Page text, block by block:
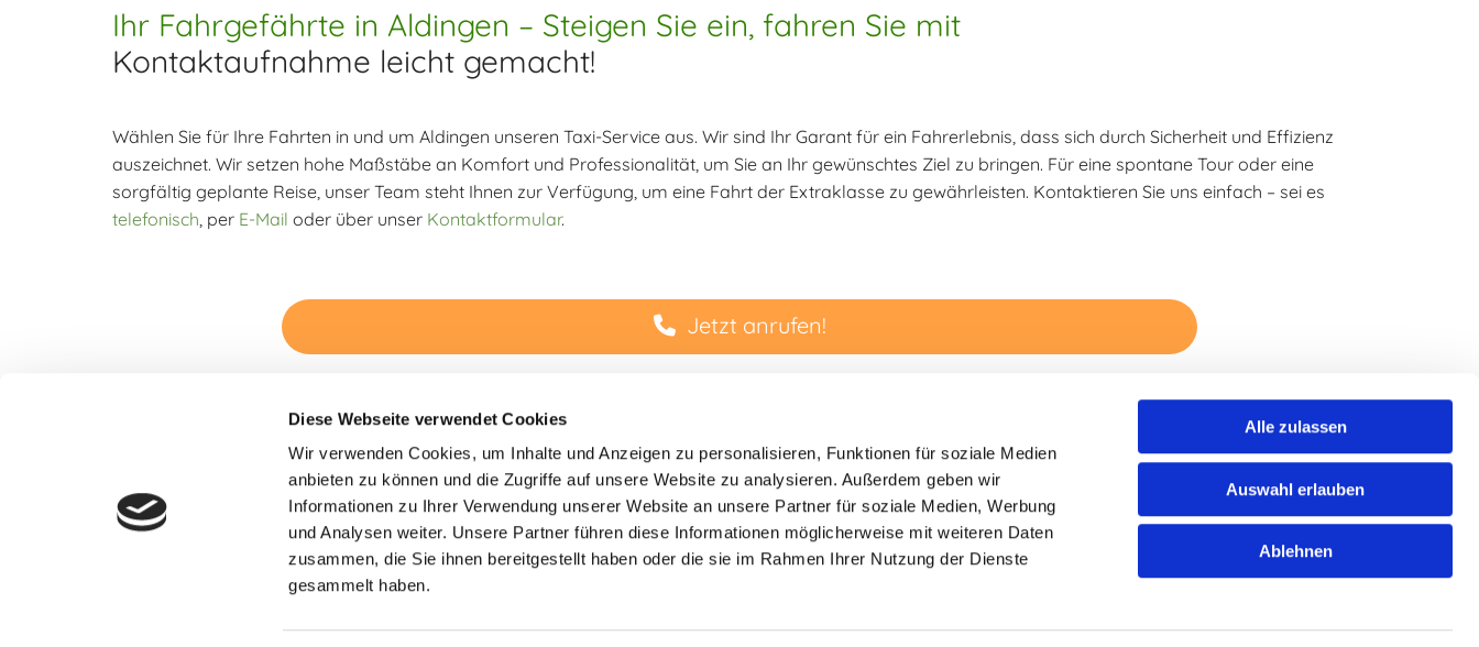
Diese Webseite verwendet Cookies
Wir verwenden Cookies, um Inhalte und Anzeigen zu personalisieren, Funktionen für soziale Medien
anbieten zu können und die Zugriffe auf unsere Website zu analysieren. Außerdem geben wir
Informationen zu Ihrer Verwendung unserer Website an unsere Partner für soziale Medien, Werbung
und Analysen weiter. Unsere Partner führen diese Informationen möglicherweise mit weiteren Daten
zusammen, die Sie ihnen bereitgestellt haben oder die sie im Rahmen Ihrer Nutzung der Dienste
gesammelt haben.
Alle zulassen
Auswahl erlauben
Ablehnen
Ihr Fahrgefährte in Aldingen – Steigen Sie ein, fahren Sie mit
Kontaktaufnahme leicht gemacht!
Wählen Sie für Ihre Fahrten in und um Aldingen unseren Taxi-Service aus. Wir sind Ihr Garant für ein Fahrerlebnis, dass sich durch Sicherheit und Effizienz
auszeichnet. Wir setzen hohe Maßstäbe an Komfort und Professionalität, um Sie an Ihr gewünschtes Ziel zu bringen. Für eine spontane Tour oder eine
sorgfältig geplante Reise, unser Team steht Ihnen zur Verfügung, um eine Fahrt der Extraklasse zu gewährleisten. Kontaktieren Sie uns einfach – sei es
telefonisch , per E-Mail oder über unser Kontaktformular.
Jetzt anrufen!
Taxi Rina | Hauptstraße 54 | 78549 Spaichingen
Kontakt
Telefon:07424 9056000
E-Mail:taxi-rina@t-online.de
Für Spaichingen und
Umgebung
Taxi für Trossingen
Taxi für Aldingen
Informationspflicht
Datenschutzhinweise